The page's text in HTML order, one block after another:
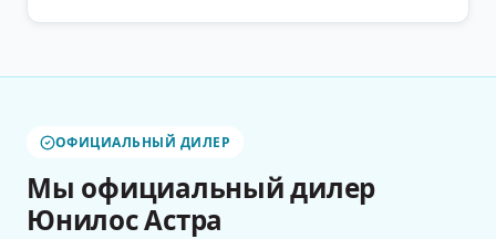
ОФИЦИАЛЬНЫЙ ДИЛЕР
Мы официальный дилер
Юнилос Астра